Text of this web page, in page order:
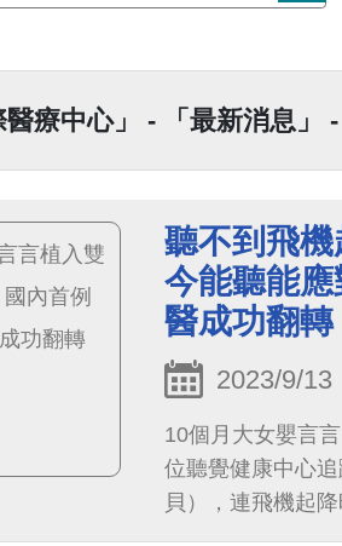
療中心」 - 「最新消息」 -
聽不到飛
今能聽能
醫成功翻轉
2023/9/13
10個月大女嬰言
位聽覺健康中心
貝），連飛機起
發展，建議家長